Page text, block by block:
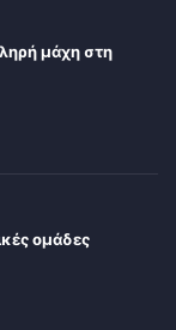
μάχη στη
ομάδες